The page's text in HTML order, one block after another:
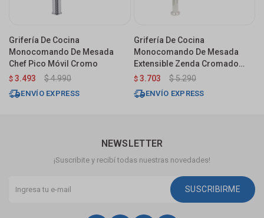
Grifería De Cocina
Monocomando De Mesada
Chef Pico Móvil Cromo
$ 3.493 $4.990
ENVÍO EXPRESS
Grifería De Cocina
Monocomando De Mesada
Extensible Zenda Cromado
Brillante
$ 3.703 $5.290
ENVÍO EXPRESS
NEWSLETTER
¡Suscribite y recibí todas nuestras novedades!
SUSCRIBIRME